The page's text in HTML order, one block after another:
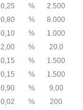
0,25 %
2.500
0,80 %
8.000
0,10 %
1.000
2,00 %
20,0
0,15 %
1.500
0,15 %
1.500
0,90 %
9,00
0,02 %
200